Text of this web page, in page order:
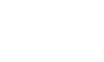
せん
た発送日数内に発送してい